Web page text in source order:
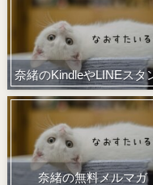
奈緒のKindleやLINEスタ
奈緒の無料メルマガ